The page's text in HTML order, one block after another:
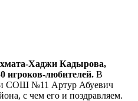
Хаджи Кадырова,
игроков-любителей. В
СОШ №11 Артур Абуевич
с чем его и поздравляем.